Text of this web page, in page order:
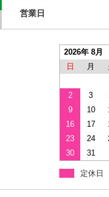
営業日
2026年 8月
日
月
2
3
9
10
16
17
23
24
30
31
定休日